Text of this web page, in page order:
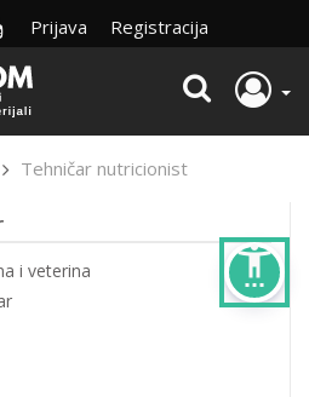
settings_accessibility
Prijava Registracija
Tehničar nutricionist
i veterina